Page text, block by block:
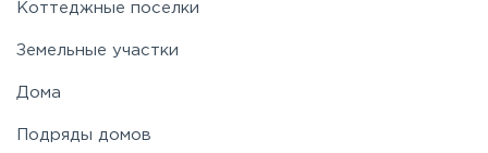
Коттеджные поселки
Земельные участки
Дома
Подряды домов